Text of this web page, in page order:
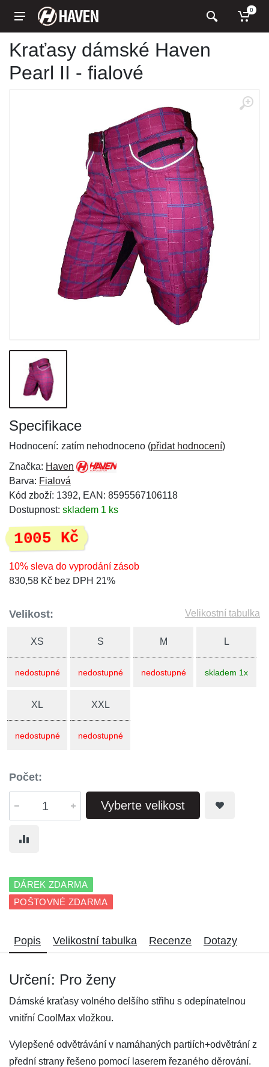
0
Kraťasy dámské Haven
Pearl II - fialové
Specifikace
Hodnocení: zatím nehodnoceno (přidat hodnocení)
Značka: Haven
Barva: Fialová
Kód zboží: 1392, EAN: 8595567106118
Dostupnost: skladem 1 ks
1005 Kč
10% sleva do vyprodání zásob
830,58 Kč bez DPH 21%
Velikost: Velikostní tabulka
XS
nedostupné
S
nedostupné
M
nedostupné
L
skladem 1x
XL
nedostupné
XXL
nedostupné
Počet:
Vyberte velikost
DÁREK ZDARMA
POŠTOVNÉ ZDARMA
Popis Velikostní tabulka Recenze Dotazy
Určení: Pro ženy
Dámské kraťasy volného delšího střihu s odepínatelnou
vnitřní CoolMax vložkou.
Vylepšené odvětrávání v namáhaných partiích+odvětrání z
přední strany řešeno pomocí laserem řezaného děrování.